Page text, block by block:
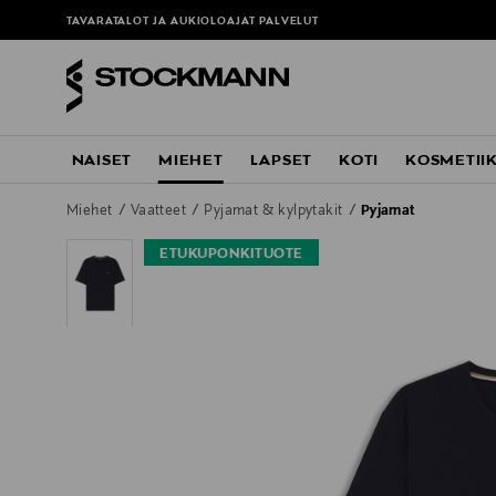
TAVARATALOT JA AUKIOLOAJAT PALVELUT
NAISET MIEHET LAPSET KOTI
Miehet Vaatteet Pyjamat & kylpytakit Pyjamat
ETUKUPONKITUOTE